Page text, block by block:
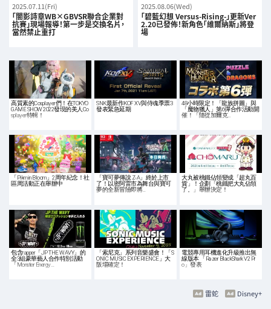
2025.07.11(Fri)
「闇影詩章WB×GBVSR聯合企業對
抗賽」現場報導！第一步是交換名片，
當然禁止重打
2025.08.06(Wed)
「碧藍幻想 Versus-Rising-」更新Ver
2.20已發佈！新角色「維爾納斯」將登
場
高質素的Cosplayer們！在TOKYO
GAME SHOW 2022發現的美人Co
splayer特輯！
SNK最新作KOF XV與侍魂季票3
發表緊急延期
48小時限定！「龍族拼圖」與
「魔物獵人」第6彈合作活動開
催！「隨從加爾克…
「Pikmin Bloom」2周年紀念！社
區周活動正在舉辦中
「寶可夢傳說 Z-A」終於上市
了！以密阿雷市為舞台與寶可
夢的全新冒險即將…
大丸被桃鐵佔領變成「超丸百
貨」！企劃「桃鐵把大丸佔領
了。」舉辦決定！
包含rapper「JP THE WAVY」的
全3組豪華藝人合作特別活動
「Monster Energy…
「索尼克」系列音樂盛會！「S
ONIC MUSIC EXPERIENCE」大
阪場確定！
電競專用耳機進化升級推出無
線版本 「Razer BlackShark V2 Pr
o」發表
Disney+
雷蛇